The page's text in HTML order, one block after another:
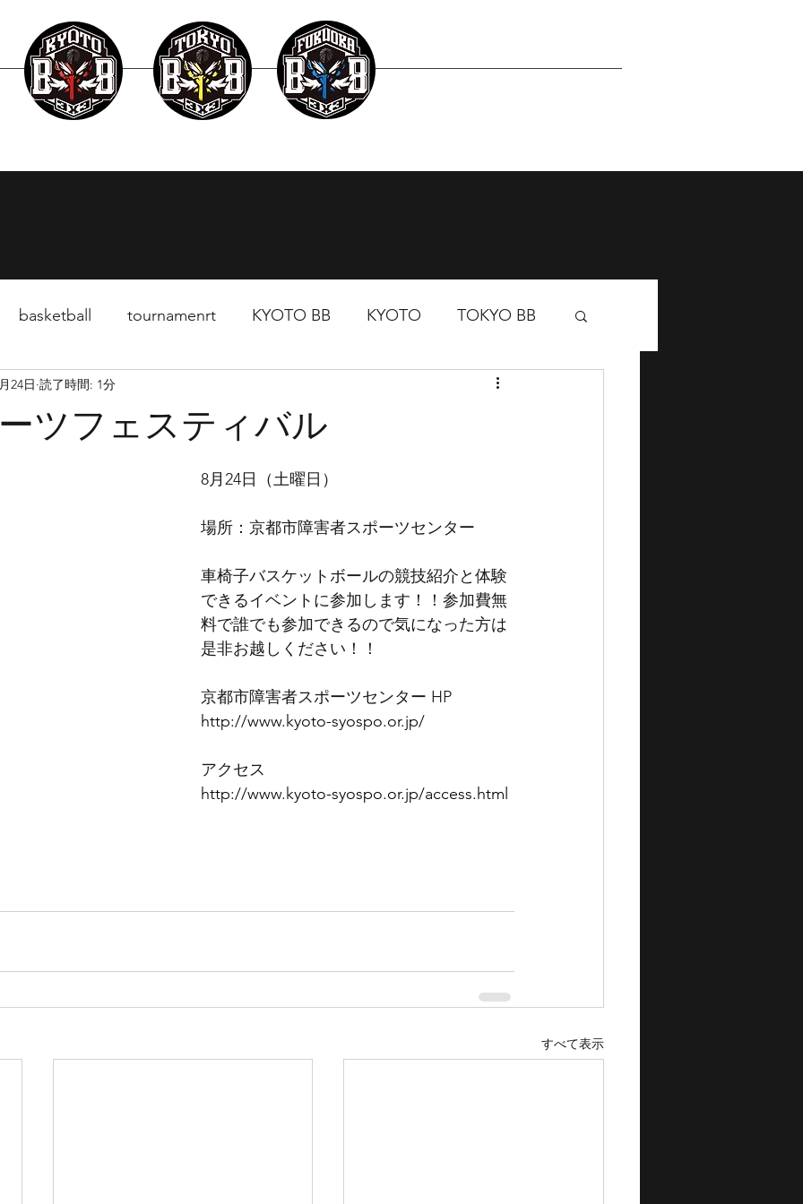
basketball tournamenrt KYOTO BB KYOTO TOKYO BB
ツフェスティバル
24日 読了時間: 1分
8月24日（土曜日）
場所：京都市障害者スポーツセンター
車椅子バスケットボールの競技紹介と体験
できるイベントに参加します！！参加費無
料で誰でも参加できるので気になった方は
是非お越しください！！
京都市障害者スポーツセンター HP
http://www.kyoto-syospo.or.jp/
アクセス
http://www.kyoto-syospo.or.jp/access.html
すべて表示